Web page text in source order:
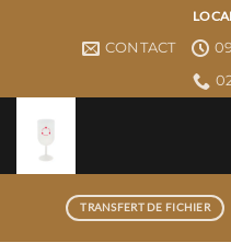
CONTACT
TRANSFERT DE FICHIER